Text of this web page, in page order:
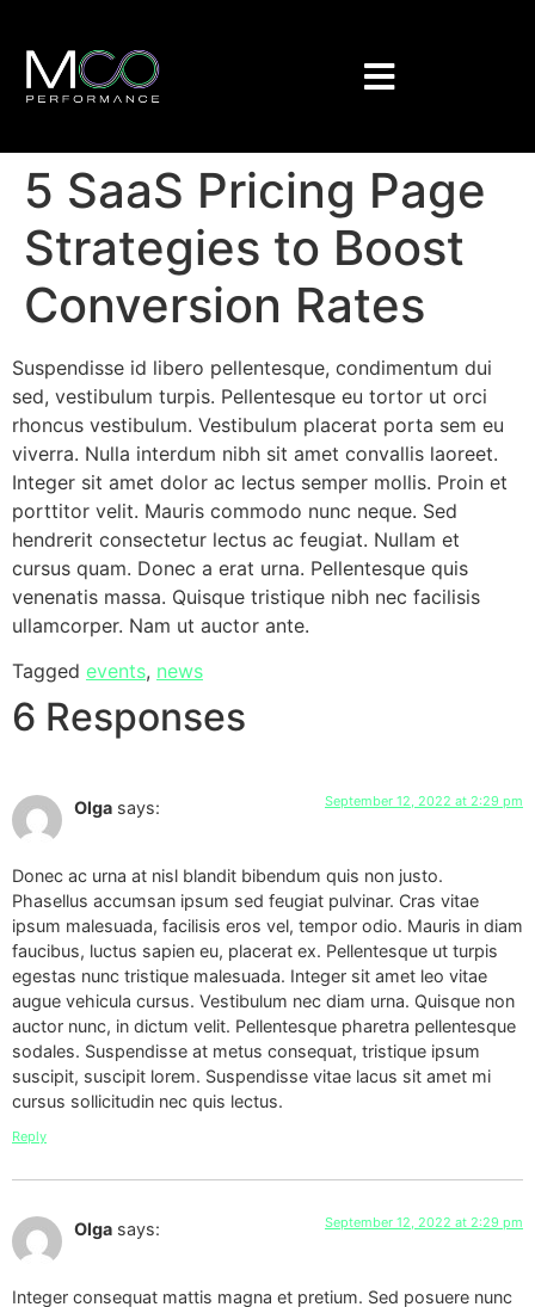
5 SaaS Pricing Page
Strategies to Boost
Conversion Rates
Suspendisse id libero pellentesque, condimentum dui
sed, vestibulum turpis. Pellentesque eu tortor ut orci
rhoncus vestibulum. Vestibulum placerat porta sem eu
viverra. Nulla interdum nibh sit amet convallis laoreet.
Integer sit amet dolor ac lectus semper mollis. Proin et
porttitor velit. Mauris commodo nunc neque. Sed
hendrerit consectetur lectus ac feugiat. Nullam et
cursus quam. Donec a erat urna. Pellentesque quis
venenatis massa. Quisque tristique nibh nec facilisis
ullamcorper. Nam ut auctor ante.
Tagged events, news
6 Responses
Olga says: September 12, 2022 at 2:29 pm
Donec ac urna at nisl blandit bibendum quis non justo.
Phasellus accumsan ipsum sed feugiat pulvinar. Cras vitae
ipsum malesuada, facilisis eros vel, tempor odio. Mauris in diam
faucibus, luctus sapien eu, placerat ex. Pellentesque ut turpis
egestas nunc tristique malesuada. Integer sit amet leo vitae
augue vehicula cursus. Vestibulum nec diam urna. Quisque non
auctor nunc, in dictum velit. Pellentesque pharetra pellentesque
sodales. Suspendisse at metus consequat, tristique ipsum
suscipit, suscipit lorem. Suspendisse vitae lacus sit amet mi
cursus sollicitudin nec quis lectus.
Reply
Olga says: September 12, 2022 at 2:29 pm
Integer consequat mattis magna et pretium. Sed posuere nunc